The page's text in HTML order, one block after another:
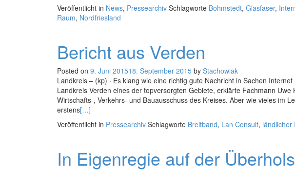
Veröffentlicht in News, Pressearchiv Schlagworte Bohmstedt, Glasfaser,
Raum, Nordfriesland
Bericht aus Verden
Posted on 9. Juni 201518. September 2015 by Stachowiak
Landkreis – (kp) · Es klang wie eine richtig gute Nachricht in Sachen
Landkreis Verden eines der topversorgten Gebiete, erklärte Fachmann
Wirtschafts-, Verkehrs- und Bauausschuss des Kreises. Aber wie vieles im
erstens[…]
Veröffentlicht in Pressearchiv Schlagworte Breitband, Lan Consult, ländlicher
In Eigenregie auf der